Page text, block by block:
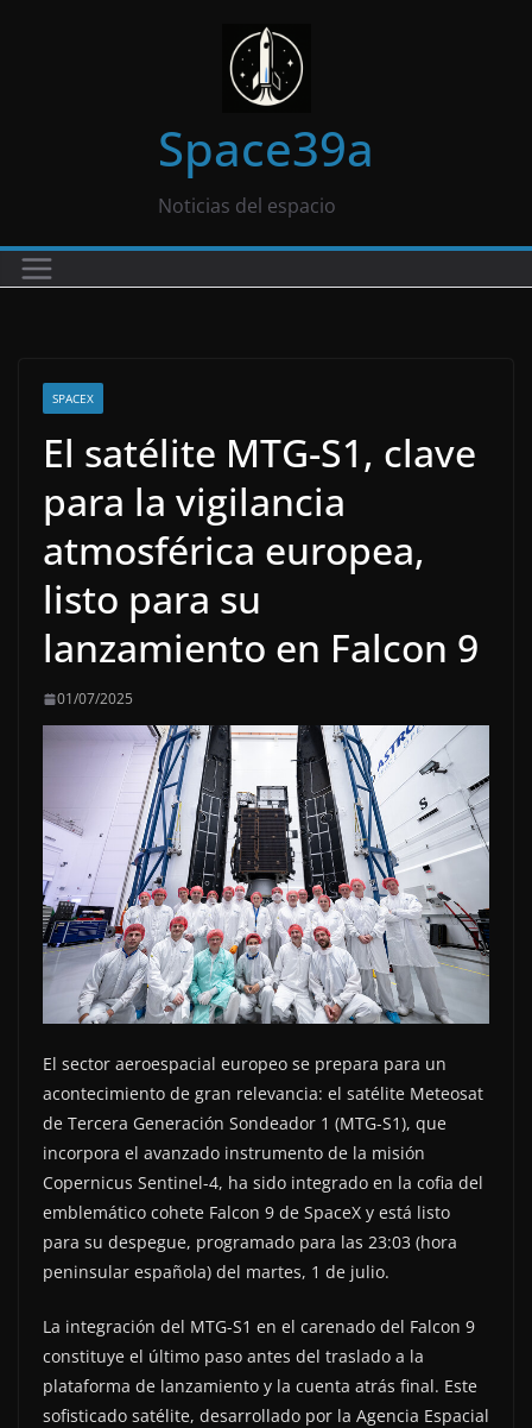
Space39a
Noticias del espacio
SPACEX
El satélite MTG-S1, clave
para la vigilancia
atmosférica europea,
listo para su
lanzamiento en Falcon 9
01/07/2025
El sector aeroespacial europeo se prepara para un
acontecimiento de gran relevancia: el satélite Meteosat
de Tercera Generación Sondeador 1 (MTG-S1), que
incorpora el avanzado instrumento de la misión
Copernicus Sentinel-4, ha sido integrado en la cofia del
emblemático cohete Falcon 9 de SpaceX y está listo
para su despegue, programado para las 23:03 (hora
peninsular española) del martes, 1 de julio.
La integración del MTG-S1 en el carenado del Falcon 9
constituye el último paso antes del traslado a la
plataforma de lanzamiento y la cuenta atrás final. Este
sofisticado satélite, desarrollado por la Agencia Espacial